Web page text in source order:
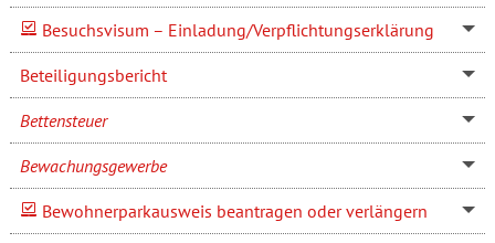
Besuchsvisum – Einladung/Verpflichtungserklärung
Beteiligungsbericht
Bettensteuer
Bewachungsgewerbe
Bewohnerparkausweis beantragen oder verlängern